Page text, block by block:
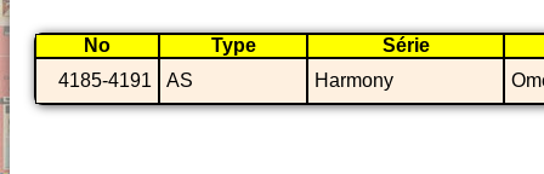
No Type
Série
4185-4191
AS Harmony